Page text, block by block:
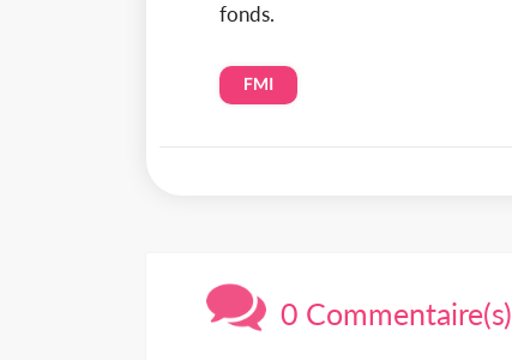
fonds.
FMI
0 Commentaire(s)